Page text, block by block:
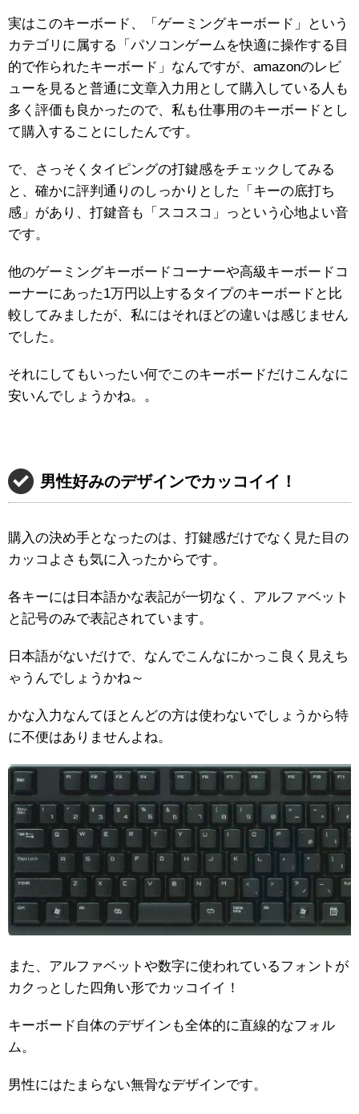
実はこのキーボード、「ゲーミングキーボード」という
カテゴリに属する「パソコンゲームを快適に操作する目
的で作られたキーボード」なんですが、amazonのレビ
ューを見ると普通に文章入力用として購入している人も
多く評価も良かったので、私も仕事用のキーボードとし
て購入することにしたんです。
で、さっそくタイピングの打鍵感をチェックしてみる
と、確かに評判通りのしっかりとした「キーの底打ち
感」があり、打鍵音も「スコスコ」っという心地よい音
です。
他のゲーミングキーボードコーナーや高級キーボードコ
ーナーにあった1万円以上するタイプのキーボードと比
較してみましたが、私にはそれほどの違いは感じません
でした。
それにしてもいったい何でこのキーボードだけこんなに
安いんでしょうかね。。
男性好みのデザインでカッコイイ！
購入の決め手となったのは、打鍵感だけでなく見た目の
カッコよさも気に入ったからです。
各キーには日本語かな表記が一切なく、アルファベット
と記号のみで表記されています。
日本語がないだけで、なんでこんなにかっこ良く見えち
ゃうんでしょうかね～
かな入力なんてほとんどの方は使わないでしょうから特
に不便はありませんよね。
また、アルファベットや数字に使われているフォントが
カクっとした四角い形でカッコイイ！
キーボード自体のデザインも全体的に直線的なフォル
ム。
男性にはたまらない無骨なデザインです。